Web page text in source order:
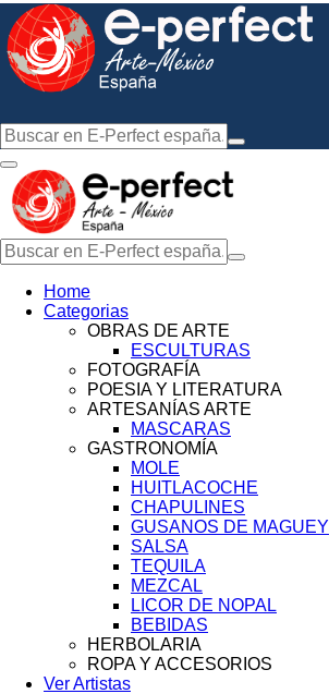
Home
Categorias
OBRAS DE ARTE
ESCULTURAS
FOTOGRAFÍA
POESIA Y LITERATURA
ARTESANÍAS ARTE
MASCARAS
GASTRONOMÍA
MOLE
HUITLACOCHE
CHAPULINES
GUSANOS DE MAGUEY
SALSA
TEQUILA
MEZCAL
LICOR DE NOPAL
BEBIDAS
HERBOLARIA
ROPA Y ACCESORIOS
Ver Artistas